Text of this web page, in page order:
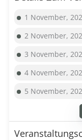
1 November,
2 November,
3 November,
4 November,
5 November,